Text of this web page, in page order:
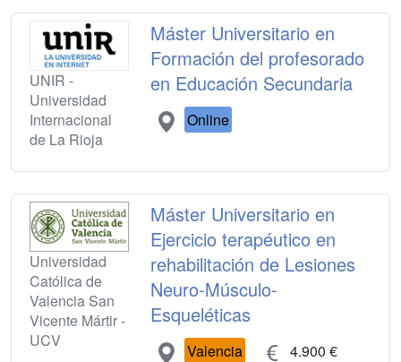
UNIR -
Universidad
Internacional
de La Rioja
Máster Universitario en
Formación del profesorado
en Educación Secundaria
Online
Universidad
Católica de
Valencia San
Vicente Mártir -
UCV
Máster Universitario en
Ejercicio terapéutico en
rehabilitación de Lesiones
Neuro-Músculo-
Esqueléticas
Valencia 4.900 €